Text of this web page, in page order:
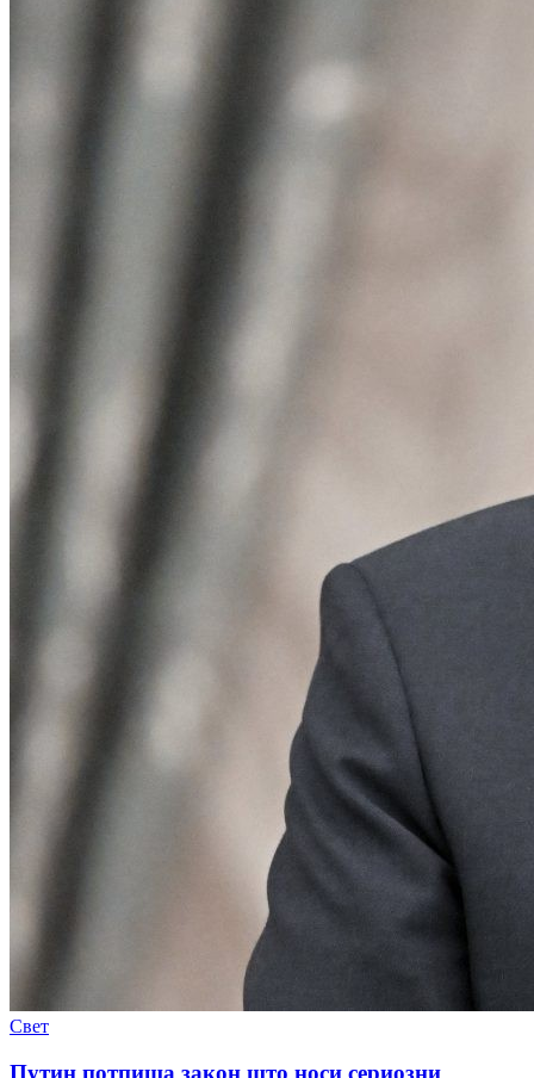
Свет
Путин потпиша закон што носи сериозни